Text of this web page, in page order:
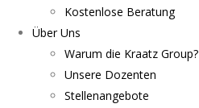
Kostenlose Beratung
Über Uns
Warum die Kraatz Group?
Unsere Dozenten
Stellenangebote